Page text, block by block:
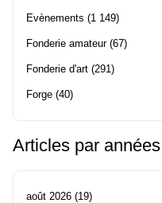
Evènements (1 149)
Fonderie amateur(67)
Fonderie d'art (291)
Forge (40)
Articles par années
août 2026 (19)